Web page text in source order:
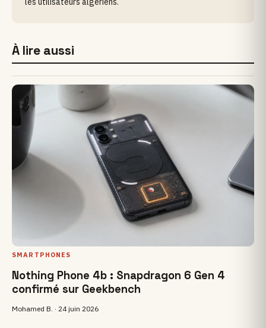
À lire aussi
SMARTPHONES
Nothing Phone 4b : Snapdragon 6 Gen 4
confirmé sur Geekbench
Mohamed B. · 24 juin 2026